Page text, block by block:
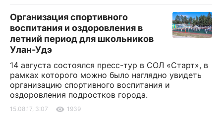
Организация спортивного
воспитания и оздоровления в
летний период для школьников
Улан-Удэ
14 августа состоялся пресс-тур в СОЛ «Старт», в
рамках которого можно было наглядно увидеть
организацию спортивного воспитания и
оздоровления подростков города.
15.08.17, 3:07 1939